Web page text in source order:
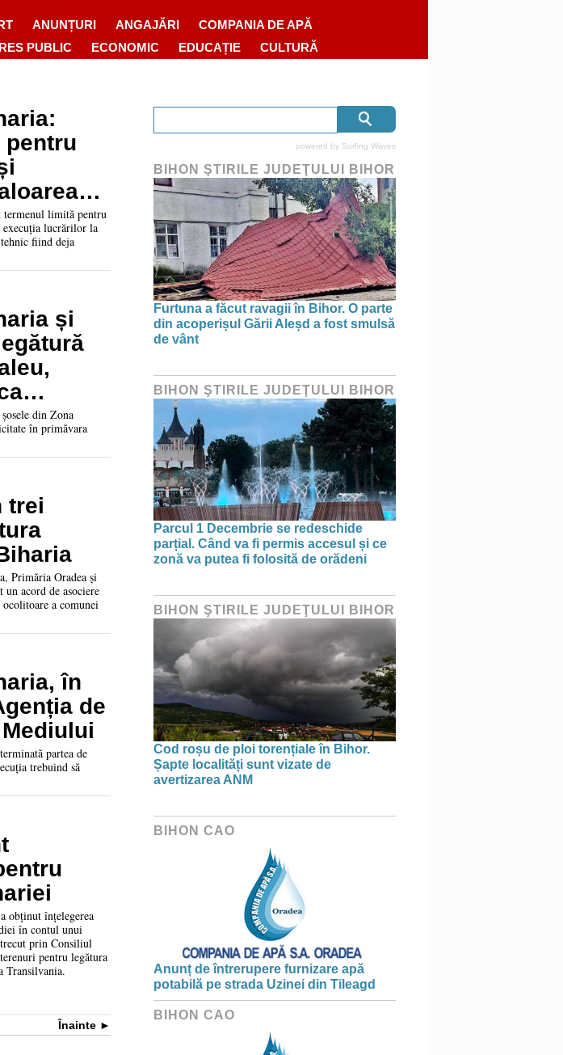
ANUNȚURI ANGAJĂRI
COMPANIA DE APĂ
PUBLIC ECONOMIC EDUCAȚIE CULTURĂ
pentru
81,5
limită pentru
execuția lucrărilor la
fiind deja
și
din Zona
în primăvara
trei
Primăria Oradea și
acord de asociere
a comunei
în
de
partea de
trebuind să
obținut înțelegerea
în contul unui
prin Consiliul
pentru legătura
Transilvania.
Înainte
powered by Surfing Waves
BIHON ŞTIRILE JUDEŢULUI BIHOR
Furtuna a făcut ravagii în Bihor. O parte
din acoperișul Gării Aleșd a fost smulsă
de vânt
BIHON ŞTIRILE JUDEŢULUI BIHOR
Parcul 1 Decembrie se redeschide
parțial. Când va fi permis accesul și ce
zonă va putea fi folosită de orădeni
BIHON ŞTIRILE JUDEŢULUI BIHOR
Cod roșu de ploi torențiale în Bihor.
Șapte localități sunt vizate de
avertizarea ANM
BIHON CAO
Anunț de întrerupere furnizare apă
potabilă pe strada Uzinei din Tileagd
BIHON CAO